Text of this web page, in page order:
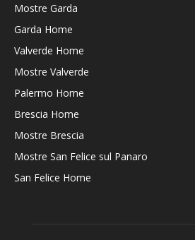
Mostre Garda
Garda Home
Valverde Home
Mostre Valverde
Palermo Home
Brescia Home
Mostre Brescia
Mostre San Felice sul Panaro
San Felice Home